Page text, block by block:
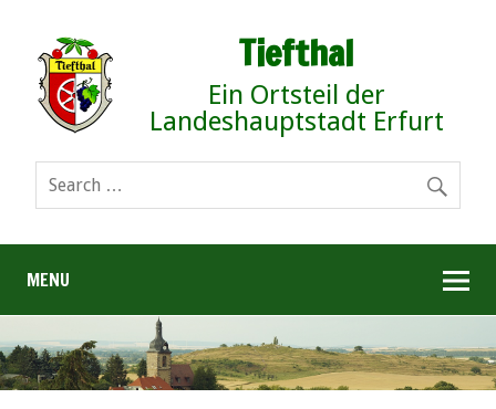
Tiefthal
Ein Ortsteil der
Landeshauptstadt Erfurt
MENU